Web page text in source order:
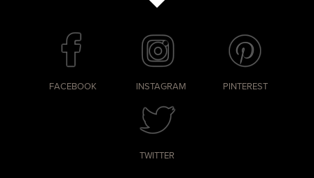
FACEBOOK INSTAGRAM PINTEREST
TWITTER